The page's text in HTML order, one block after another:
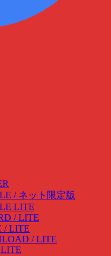
/ ネット限定版
LITE
/ LITE
/ LITE
/ LITE